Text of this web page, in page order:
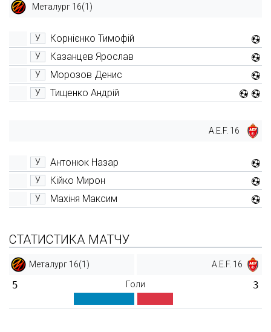
Металург 16(1)
У Корнієнко Тимофій
У Казанцев Ярослав
У Морозов Денис
У Тищенко Андрій
A.E.F. 16
У Антонюк Назар
У Кійко Мирон
У Махіня Максим
СТАТИСТИКА МАТЧУ
Металург 16(1) A.E.F. 16
5 Голи 3